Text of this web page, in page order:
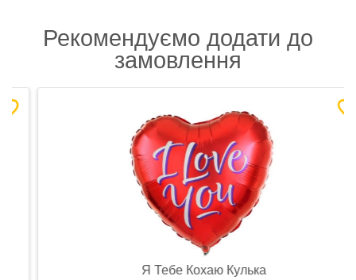
Рекомендуємо додати до
замовлення
Я Тебе Кохаю Кулька